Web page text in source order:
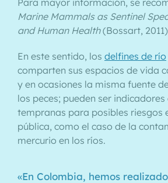
Marine Mammals as Sentinel
and Human Health(Bossart,
En este sentido, los delfines de río
comparten sus espacios de vida
y en ocasiones la misma fuente
los peces; pueden ser
tempranas para posibles riesgos
pública, como el caso de la
mercurio en los ríos.
«En Colombia, hemos